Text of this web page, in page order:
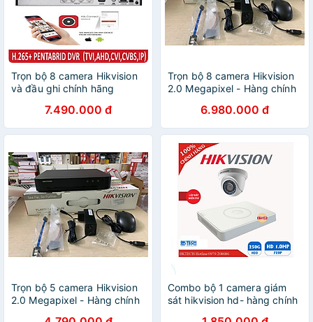
Trọn bộ 8 camera Hikvision
và đầu ghi chính hãng
7.490.000 đ
Trọn bộ 8 camera Hikvision
2.0 Megapixel - Hàng chính
6.980.000 đ
Trọn bộ 5 camera Hikvision
2.0 Megapixel - Hàng chính
Combo bộ 1 camera giám
sát hikvision hd- hàng chính